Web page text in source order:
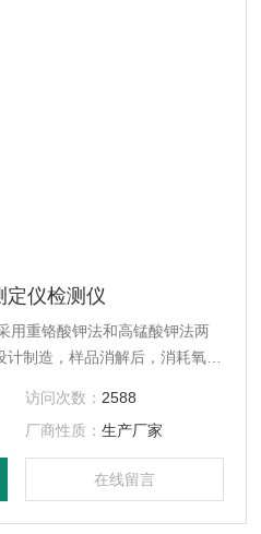
定仪检测仪
用重铬酸钾法和高锰酸钾法两
制造，样品消解后，消耗氧化
算出样品的COD含量。
访问次数： 2588
厂商性质： 生产厂家
在线留言